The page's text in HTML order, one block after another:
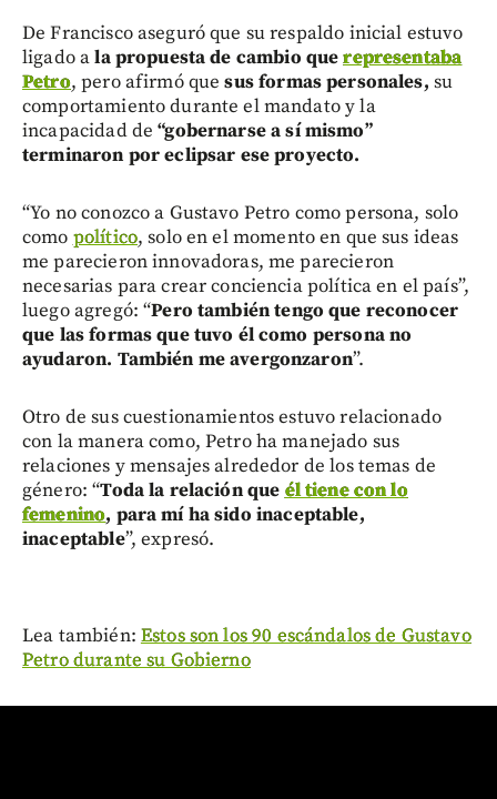
De Francisco aseguró que su respaldo inicial estuvo
ligado ala propuesta de cambio querepresentaba
Petro, pero afirmó quesus formas personales, su
comportamiento durante el mandato y la
incapacidad de“gobernarse a sí mismo”
terminaron por eclipsar ese proyecto.
“Yo no conozco a Gustavo Petro como persona, solo
comopolítico, solo en el momento en que sus ideas
me parecieron innovadoras, me parecieron
necesarias para crear conciencia política en el país”,
luego agregó: “Pero también tengo que reconocer
que las formas que tuvo él como persona no
ayudaron. También me avergonzaron”.
Otro de sus cuestionamientos estuvo relacionado
con la manera como, Petro ha manejado sus
relaciones y mensajes alrededor de los temas de
género: “Toda la relación queél tiene con lo
femenino, para mí ha sido inaceptable,
inaceptable”, expresó.
Lea también: Estos son los 90 escándalos de Gustavo
Petro durante su Gobierno